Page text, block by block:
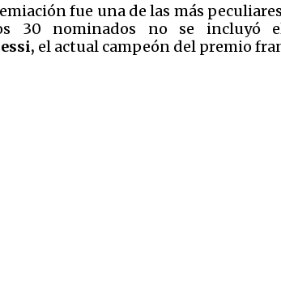
fue una de las más
30 nominados no se incluyó
el actual campeón del premio